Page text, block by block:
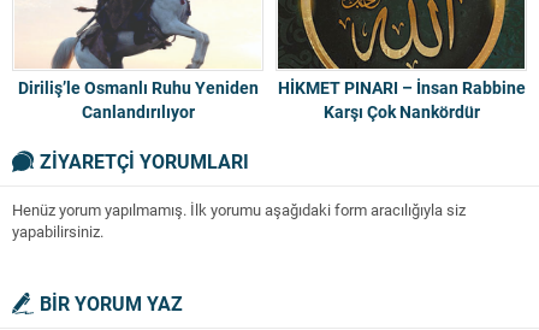
Diriliş’le Osmanlı Ruhu Yeniden
Canlandırılıyor
HİKMET PINARI – İnsan Rabbine
Karşı Çok Nankördür
ZİYARETÇİ YORUMLARI
Henüz yorum yapılmamış. İlk yorumu aşağıdaki form aracılığıyla siz
yapabilirsiniz.
BİR YORUM YAZ